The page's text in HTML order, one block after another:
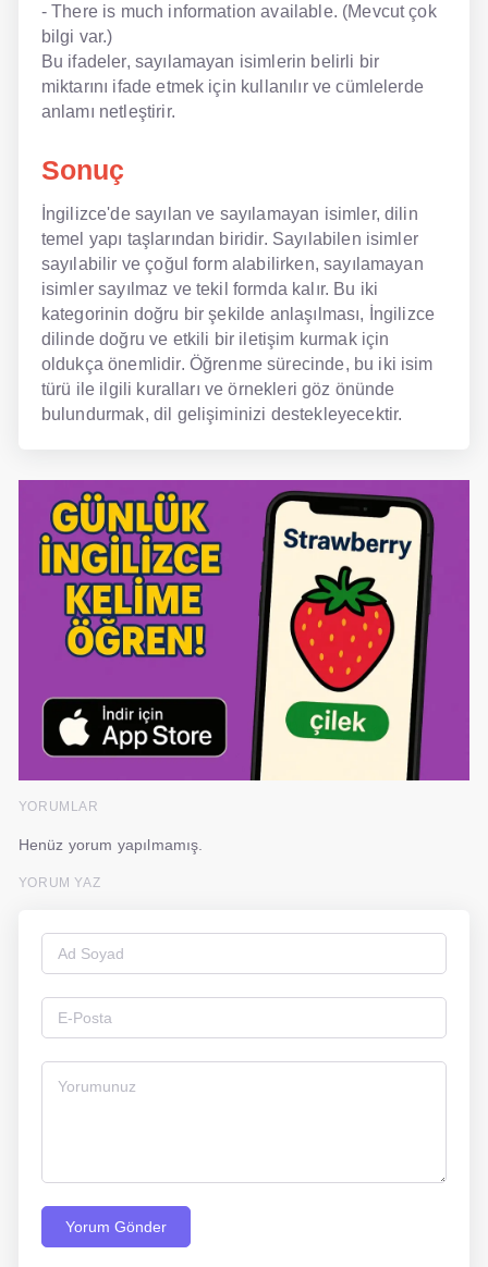
- There is much information available. (Mevcut çok
bilgi var.)
Bu ifadeler, sayılamayan isimlerin belirli bir
miktarını ifade etmek için kullanılır ve cümlelerde
anlamı netleştirir.
Sonuç
İngilizce'de sayılan ve sayılamayan isimler, dilin
temel yapı taşlarından biridir. Sayılabilen isimler
sayılabilir ve çoğul form alabilirken, sayılamayan
isimler sayılmaz ve tekil formda kalır. Bu iki
kategorinin doğru bir şekilde anlaşılması, İngilizce
dilinde doğru ve etkili bir iletişim kurmak için
oldukça önemlidir. Öğrenme sürecinde, bu iki isim
türü ile ilgili kuralları ve örnekleri göz önünde
bulundurmak, dil gelişiminizi destekleyecektir.
YORUMLAR
Henüz yorum yapılmamış.
YORUM YAZ
Yorum Gönder